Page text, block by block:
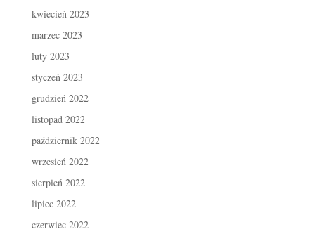
kwiecień 2023
marzec 2023
luty 2023
styczeń 2023
grudzień 2022
listopad 2022
październik 2022
wrzesień 2022
sierpień 2022
lipiec 2022
czerwiec 2022